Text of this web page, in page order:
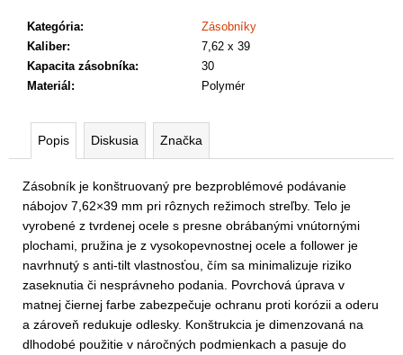
Kategória:
Zásobníky
Kaliber:
7,62 x 39
Kapacita zásobníka:
30
Materiál: Polymér
Popis Diskusia Značka
Zásobník je konštruovaný pre bezproblémové podávanie
nábojov 7,62×39 mm pri rôznych režimoch streľby. Telo je
vyrobené z tvrdenej ocele s presne obrábanými vnútornými
plochami, pružina je z vysokopevnostnej ocele a follower je
navrhnutý s anti-tilt vlastnosťou, čím sa minimalizuje riziko
zaseknutia či nesprávneho podania. Povrchová úprava v
matnej čiernej farbe zabezpečuje ochranu proti korózii a oderu
a zároveň redukuje odlesky. Konštrukcia je dimenzovaná na
dlhodobé použitie v náročných podmienkach a pasuje do
e